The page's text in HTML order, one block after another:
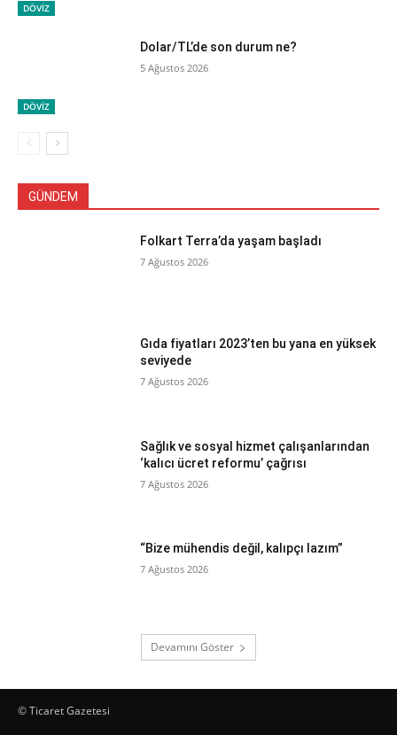
DÖVİZ
DÖVİZ
Dolar/TL’de son durum ne?
5 Ağustos 2026
GÜNDEM
Folkart Terra’da yaşam başladı
7 Ağustos 2026
Gıda fiyatları 2023’ten bu yana en yüksek
seviyede
7 Ağustos 2026
Sağlık ve sosyal hizmet çalışanlarından
‘kalıcı ücret reformu’ çağrısı
7 Ağustos 2026
“Bize mühendis değil, kalıpçı lazım”
7 Ağustos 2026
Devamını Göster
© Ticaret Gazetesi